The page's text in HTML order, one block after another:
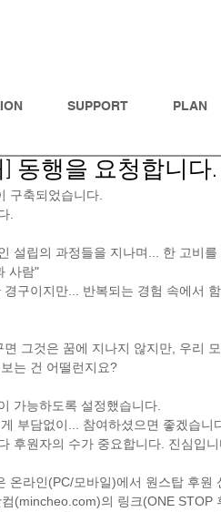
SUPPORT PLAN
동행을 요청합니다.
구축되었습니다.
.
설립의 과정들을 지나며... 한 고비
사람"
경구이지만... 반복되는 경험 속에서
면 그것은 꿈에 지나지 않지만, 우리
는 건 어떨런지요?
가능하도록 설정했습니다.
부담없이... 참여하셨으면 좋겠습니
후원자의 수가 중요합니다. 진심입
온라인(PC/모바일)에서 원스탑 후원
(mincheo.com)의 링크(ONE